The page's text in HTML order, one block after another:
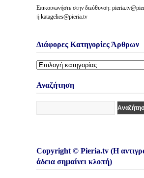
Επικοινωνήστε στην διεύθυνση:
ή katagelies@pieria.tv
Διάφορες Κατηγορίες Άρθρων
Διάφορες
Άρθρων
Αναζήτηση
Copyright © Pieria.tv (Η
άδεια σημαίνει κλοπή)